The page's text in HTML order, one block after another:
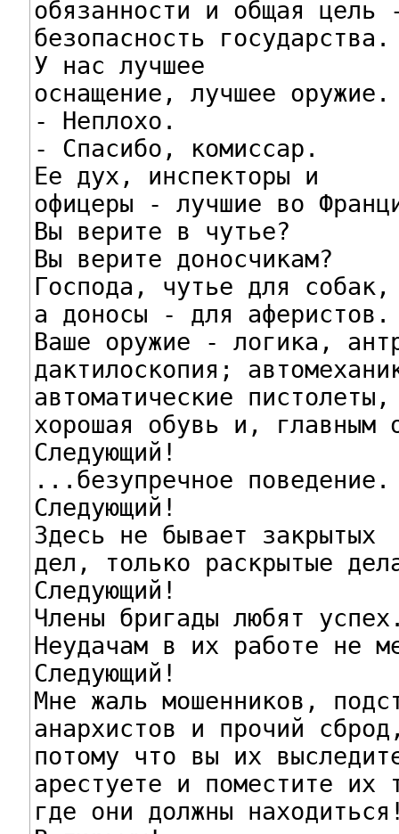
обязанности и общая цель
безопасность государства.
У нас лучшее
оснащение, лучшее оружие.
- Неплохо.
- Спасибо, комиссар.
Ее дух, инспекторы и
офицеры - лучшие во
Вы верите в чутье?
Вы верите доносчикам?
Господа, чутье для собак,
а доносы - для аферистов.
Ваше оружие - логика,
дактилоскопия;
автоматические пистолеты,
хорошая обувь и, главным
Следующий!
...безупречное поведение.
Следующий!
Здесь не бывает закрытых
дел, только раскрытые
Следующий!
Члены бригады любят
Неудачам в их работе не
Следующий!
Мне жаль мошенников,
анархистов и прочий
потому что вы их
арестуете и поместите их
где они должны